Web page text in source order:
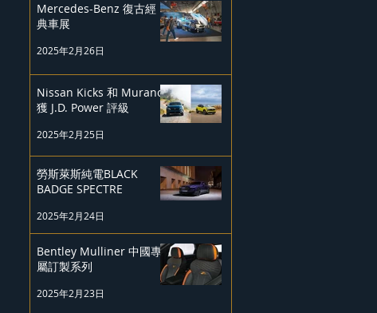
Mercedes-Benz 復古經
典車展
2025年2月26日
Nissan Kicks 和 Murano
獲 J.D. Power 評級
2025年2月25日
勞斯萊斯純電BLACK
BADGE SPECTRE
2025年2月24日
Bentley Mulliner 中國專
屬訂製系列
2025年2月23日